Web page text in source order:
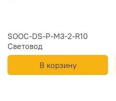
SOOC-DS-P-M3-2-R10
Световод
В корзину